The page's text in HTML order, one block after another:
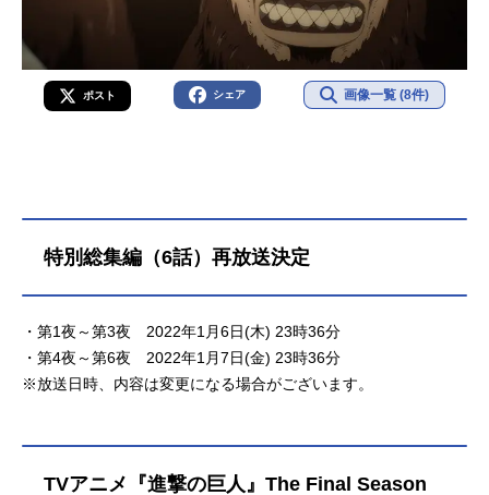
ポスト シェア 画像一覧 (8件)
特別総集編（6話）再放送決定
・第1夜～第3夜 2022年1月6日(木) 23時36分
・第4夜～第6夜 2022年1月7日(金) 23時36分
※放送日時、内容は変更になる場合がございます。
TVアニメ『進撃の巨人』The Final Season